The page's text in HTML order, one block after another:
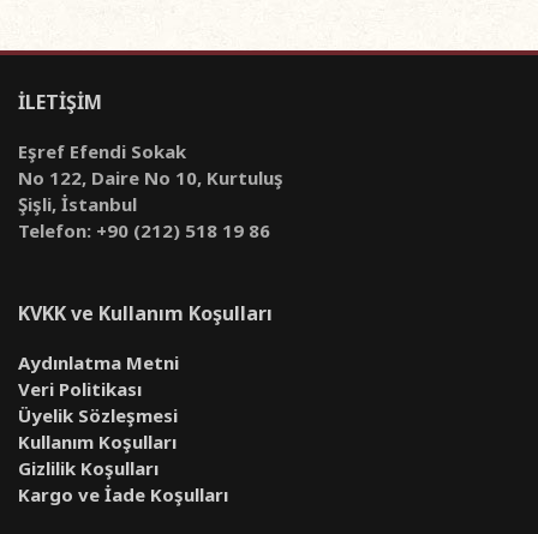
İLETİŞİM
Eşref Efendi Sokak
No 122, Daire No 10, Kurtuluş
Şişli, İstanbul
Telefon: +90 (212) 518 19 86
KVKK ve Kullanım Koşulları
Aydınlatma Metni
Veri Politikası
Üyelik Sözleşmesi
Kullanım Koşulları
Gizlilik Koşulları
Kargo ve İade Koşulları